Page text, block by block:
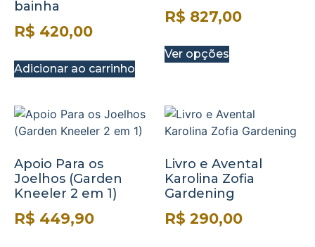
bainha
R$ 420,00
Adicionar ao carrinho
R$ 827,00
Ver opções
Apoio Para os
Joelhos (Garden
Kneeler 2 em 1)
R$ 449,90
Livro e Avental
Karolina Zofia
Gardening
R$ 290,00